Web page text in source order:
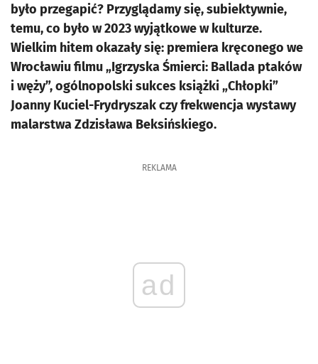
było przegapić? Przyglądamy się, subiektywnie,
temu, co było w 2023 wyjątkowe w kulturze.
Wielkim hitem okazały się: premiera kręconego we
Wrocławiu filmu „Igrzyska Śmierci: Ballada ptaków
i węży”, ogólnopolski sukces książki „Chłopki”
Joanny Kuciel-Frydryszak czy frekwencja wystawy
malarstwa Zdzisława Beksińskiego.
REKLAMA
ad